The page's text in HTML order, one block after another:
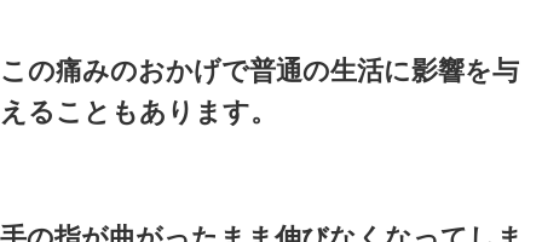
手、指、腕がだるい、動きに